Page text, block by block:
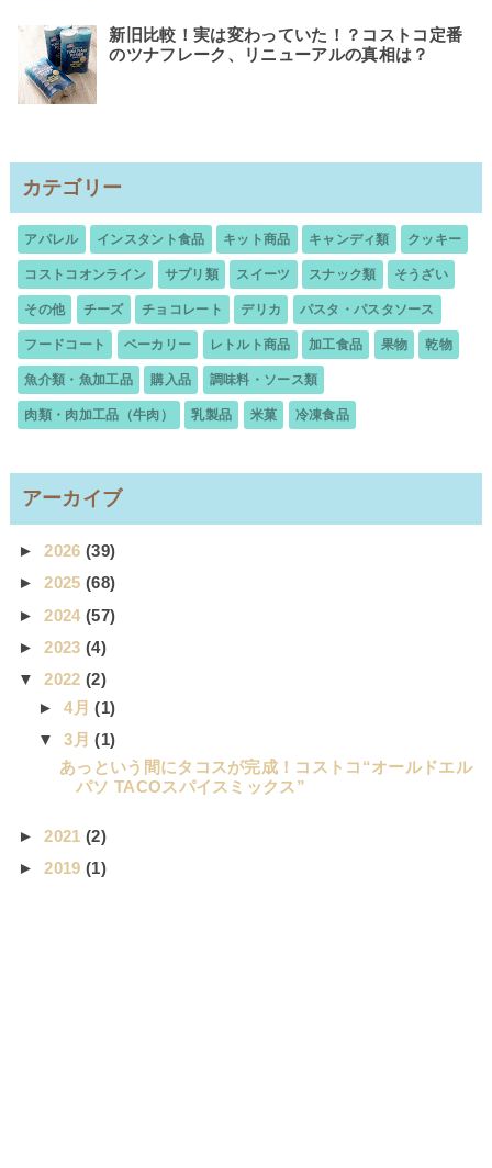
新旧比較！実は変わっていた！？コストコ定番
のツナフレーク、リニューアルの真相は？
カテゴリー
アパレル インスタント食品 キット商品 キャンディ類 クッキー
コストコオンライン サプリ類 スイーツ スナック類 そうざい
その他 チーズ チョコレート デリカ パスタ・パスタソース
フードコート ベーカリー レトルト商品 加工食品 果物 乾物
魚介類・魚加工品 購入品 調味料・ソース類
肉類・肉加工品（牛肉） 乳製品 米菓 冷凍食品
アーカイブ
►2026(39)
►2025(68)
►2024(57)
►2023(4)
▼2022(2)
►4月(1)
▼3月(1)
あっという間にタコスが完成！コストコ“オールドエル
パソ TACOスパイスミックス”
►2021(2)
►2019(1)